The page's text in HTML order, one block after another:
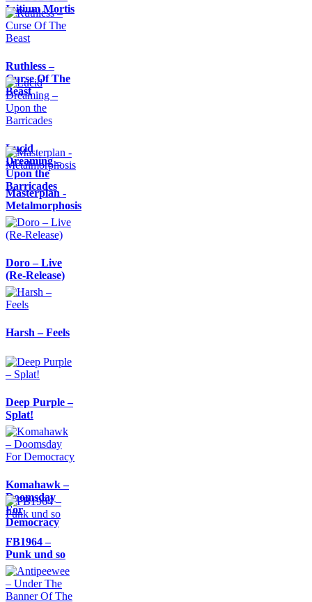
Initium Mortis
Ruthless –
Curse Of The
Beast
Lucid
Dreaming –
Upon the
Barricades
Masterplan -
Metalmorphosis
Doro – Live
(Re-Release)
Harsh – Feels
Deep Purple –
Splat!
Komahawk –
Doomsday
For
Democracy
FB1964 –
Punk und so